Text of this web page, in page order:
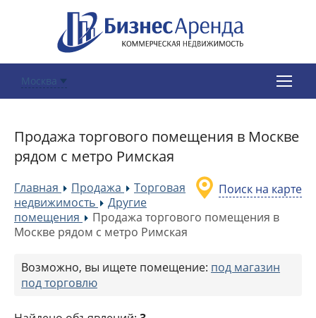
Москва
Продажа торгового помещения в Москве
рядом с метро Римская
Поиск на карте
Главная »Продажа »
Торговая
недвижимость
»
Другие
помещения
»Продажа торгового помещения в
Москве рядом с метро Римская
Возможно, вы ищете помещение: под магазин
под торговлю